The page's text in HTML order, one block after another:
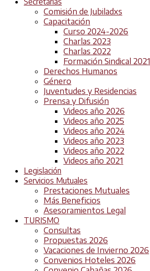
Comisión de Jubiladxs
Capacitación
Curso 2024-2026
Charlas 2023
Charlas 2022
Formación Sindical 2021
Derechos Humanos
Género
Juventudes y Residencias
Prensa y Difusión
Videos año 2026
Videos año 2025
Videos año 2024
Videos año 2023
Videos año 2022
Videos año 2021
Legislación
Servicios Mutuales
Prestaciones Mutuales
Más Beneficios
Asesoramientos Legal
TURISMO
Consultas
Propuestas 2026
Vacaciones de Invierno 2026
Convenios Hoteles 2026